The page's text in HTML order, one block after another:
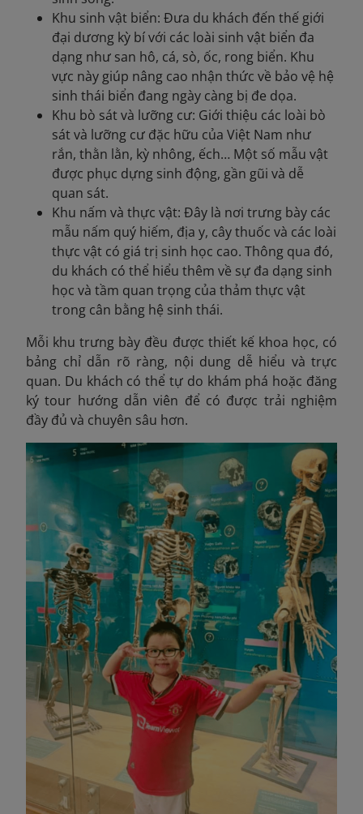
Khu sinh vật biển: Đưa du khách đến thế giới
đại dương kỳ bí với các loài sinh vật biển đa
dạng như san hô, cá, sò, ốc, rong biển. Khu
vực này giúp nâng cao nhận thức về bảo vệ hệ
sinh thái biển đang ngày càng bị đe dọa.
Khu bò sát và lưỡng cư: Giới thiệu các loài bò
sát và lưỡng cư đặc hữu của Việt Nam như
rắn, thằn lằn, kỳ nhông, ếch… Một số mẫu vật
được phục dựng sinh động, gần gũi và dễ
quan sát.
Khu nấm và thực vật: Đây là nơi trưng bày các
mẫu nấm quý hiếm, địa y, cây thuốc và các loài
thực vật có giá trị sinh học cao. Thông qua đó,
du khách có thể hiểu thêm về sự đa dạng sinh
học và tầm quan trọng của thảm thực vật
trong cân bằng hệ sinh thái.
Mỗi khu trưng bày đều được thiết kế khoa học, có
bảng chỉ dẫn rõ ràng, nội dung dễ hiểu và trực
quan. Du khách có thể tự do khám phá hoặc đăng
ký tour hướng dẫn viên để có được trải nghiệm
đầy đủ và chuyên sâu hơn.